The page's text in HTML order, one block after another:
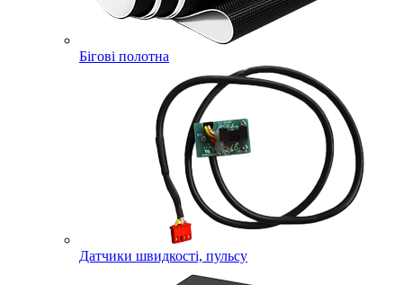
Бігові полотна
Датчики швидкості, пульсу